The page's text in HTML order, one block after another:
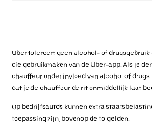
Uber tolereert geen alcohol- of drugsgebruik
die gebruikmaken van de Uber-app. Als je
chauffeur onder invloed van alcohol of drugs
dat je de chauffeur de rit onmiddellijk laat
Op bedrijfsauto's kunnen extra
toepassing zijn, bovenop de tolgelden.